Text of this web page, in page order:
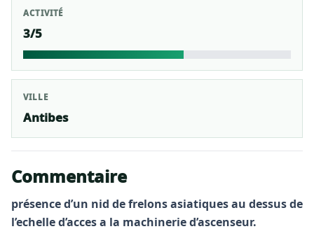
ACTIVITÉ
3/5
VILLE
Antibes
Commentaire
présence d’un nid de frelons asiatiques au dessus de
l’echelle d’acces a la machinerie d’ascenseur.